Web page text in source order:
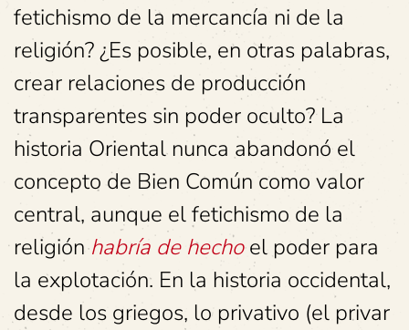
fetichismo de la mercancía ni de la
religión? ¿Es posible, en otras palabras,
crear relaciones de producción
transparentes sin poder oculto? La
historia Oriental nunca abandonó el
concepto de Bien Común como valor
central, aunque el fetichismo de la
religiónhabría de hechoel poder para
la explotación. En la historia occidental,
desde los griegos, lo privativo (el privar